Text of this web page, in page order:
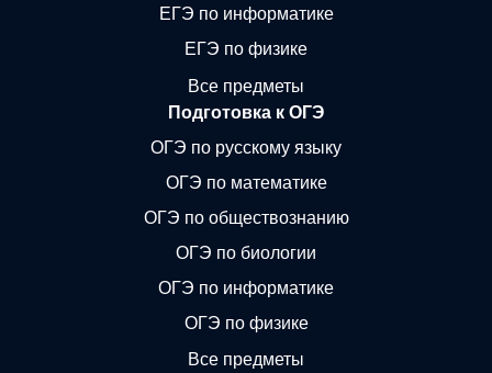
ЕГЭ по информатике
ЕГЭ по физике
Все предметы
Подготовка к ОГЭ
ОГЭ по русскому языку
ОГЭ по математике
ОГЭ по обществознанию
ОГЭ по биологии
ОГЭ по информатике
ОГЭ по физике
Все предметы